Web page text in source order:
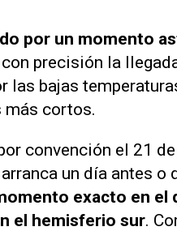
por un momento
precisión la
las bajas
más cortos.
convención el 21
un día antes o
exacto en el
el hemisferio sur.